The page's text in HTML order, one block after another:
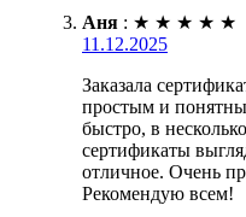
Аня : ★ ★ ★ ★ ★
11.12.2025
Заказала
простым и
быстро, в
сертификаты
отличное. Очень
Рекомендую всем!